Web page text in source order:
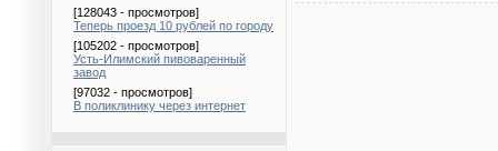
[128043 - просмотров]
Теперь проезд 10 рублей по городу
[105202 - просмотров]
Усть-Илимский пивоваренный
завод
[97032 - просмотров]
В поликлинику через интернет